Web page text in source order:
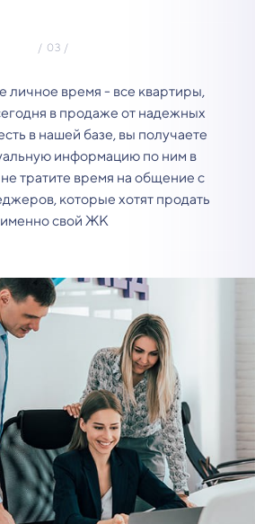
личное время - все квартиры,
в продаже от надежных
в нашей базе, вы получаете
информацию по ним в
тратите время на общение с
которые хотят продать
именно свой ЖК